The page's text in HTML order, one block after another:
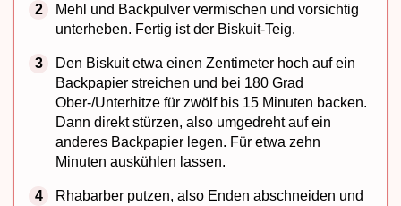
Mehl und Backpulver vermischen und vorsichtig
unterheben. Fertig ist der Biskuit-Teig.
Den Biskuit etwa einen Zentimeter hoch auf ein
Backpapier streichen und bei 180 Grad
Ober-/Unterhitze für zwölf bis 15 Minuten backen.
Dann direkt stürzen, also umgedreht auf ein
anderes Backpapier legen. Für etwa zehn
Minuten auskühlen lassen.
Rhabarber putzen, also Enden abschneiden und